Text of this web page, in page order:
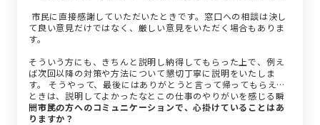
市民に直接感謝していただいたときです。窓口への相談は決し
て良い意見だけではなく、厳しい意見をいただく場合もありま
す。
そういう方にも、きちんと説明し納得してもらった上で、例え
ば次回以降の対策や方法について懇切丁寧に説明をいたしま
す。 そうやって、最後にはありがとうと言って帰ってもらえた
ときは、説明してよかったなとこの仕事のやりがいを感じる瞬
間です。
ー市民の方へのコミュニケーションで、心掛けていることはあ
りますか？